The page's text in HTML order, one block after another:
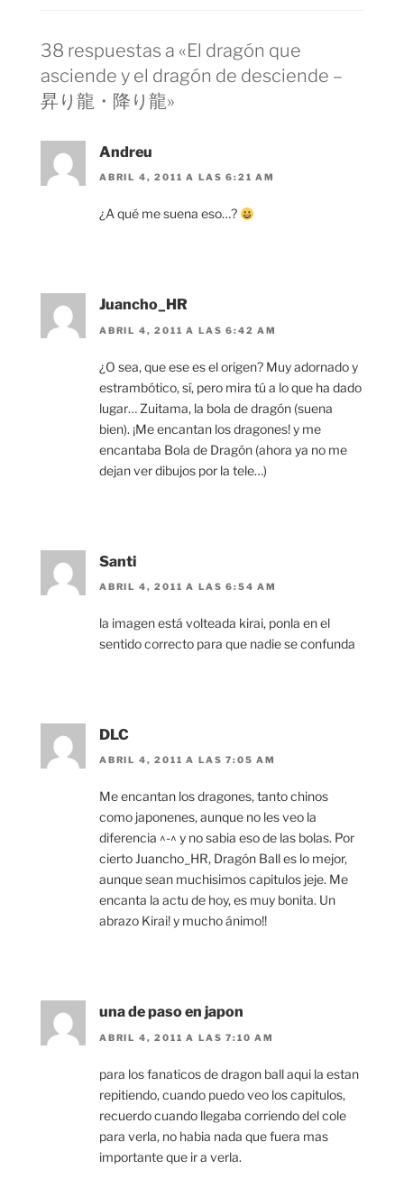
38 respuestas a «El dragón que
asciende y el dragón de desciende –
昇り龍・降り龍»
Andreu
ABRIL 4, 2011 A LAS 6:21 AM
¿A qué me suena eso…?
Juancho_HR
ABRIL 4, 2011 A LAS 6:42 AM
¿O sea, que ese es el origen? Muy adornado y
estrambótico, sí, pero mira tú a lo que ha dado
lugar… Zuitama, la bola de dragón (suena
bien). ¡Me encantan los dragones! y me
encantaba Bola de Dragón (ahora ya no me
dejan ver dibujos por la tele…)
Santi
ABRIL 4, 2011 A LAS 6:54 AM
la imagen está volteada kirai, ponla en el
sentido correcto para que nadie se confunda
DLC
ABRIL 4, 2011 A LAS 7:05 AM
Me encantan los dragones, tanto chinos
como japonenes, aunque no les veo la
diferencia ^-^ y no sabia eso de las bolas. Por
cierto Juancho_HR, Dragón Ball es lo mejor,
aunque sean muchisimos capitulos jeje. Me
encanta la actu de hoy, es muy bonita. Un
abrazo Kirai! y mucho ánimo!!
una de paso en japon
ABRIL 4, 2011 A LAS 7:10 AM
para los fanaticos de dragon ball aqui la estan
repitiendo, cuando puedo veo los capitulos,
recuerdo cuando llegaba corriendo del cole
para verla, no habia nada que fuera mas
importante que ir a verla.